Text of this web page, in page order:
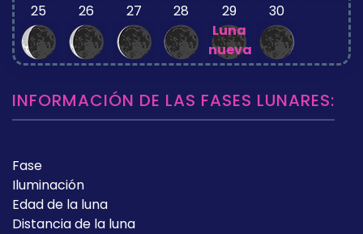
25 26 27 28
29
Luna
nueva
30
INFORMACIÓN DE LAS FASES LUNARES:
Fase
Iluminación
Edad de la luna
Distancia de la luna